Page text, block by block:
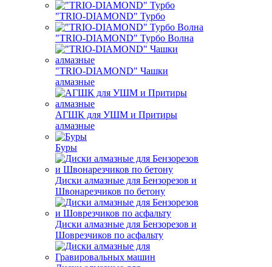
"TRIO-DIAMOND" Турбо
"TRIO-DIAMOND" Турбо Волна
"TRIO-DIAMOND" Чашки
алмазные
АГШК для УШМ и Притиры
алмазные
Буры
Диски алмазные для Бензорезов и
Швонарезчиков по бетону
Диски алмазные для Бензорезов и
Шоврезчиков по асфальту